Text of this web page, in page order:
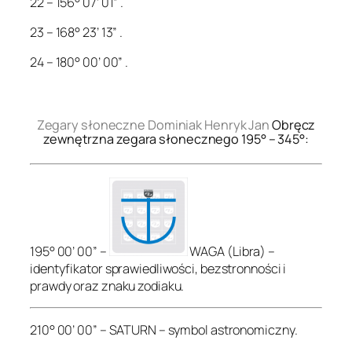
23 – 168° 23’ 13” .
24 – 180° 00’ 00” .
Zegary słoneczne Dominiak Henryk JanObręcz
zewnętrzna zegara słonecznego 195° – 345°:
195° 00’ 00” –
WAGA (Libra) –
identyfikator sprawiedliwości, bezstronności i
prawdy oraz znaku zodiaku.
210° 00’ 00” – SATURN – symbol astronomiczny.